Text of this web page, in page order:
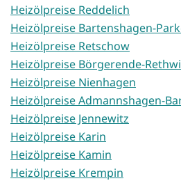
Heizölpreise Reddelich
Heizölpreise Bartenshagen-
Heizölpreise Retschow
Heizölpreise Börgerende-
Heizölpreise Nienhagen
Heizölpreise Admannshagen-
Heizölpreise Jennewitz
Heizölpreise Karin
Heizölpreise Kamin
Heizölpreise Krempin